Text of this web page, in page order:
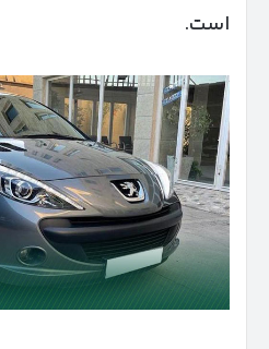
است.